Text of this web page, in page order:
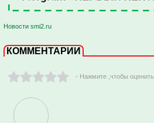
Новости smi2.ru
КОММЕНТАРИИ
- Нажмите ,чтобы оценить